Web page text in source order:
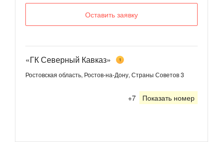
Оставить заявку
«ГК Северный Кавказ» 1
Ростовская область, Ростов-на-Дону, Страны Советов 3
+7 Показать номер